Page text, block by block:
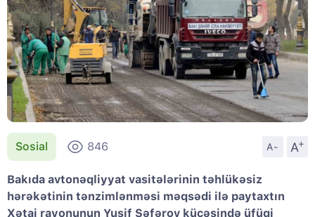
Sosial 846 A- A
+
Bakıda avtonəqliyyat vasitələrinin təhlükəsiz
hərəkətinin tənzimlənməsi məqsədi ilə paytaxtın
Xətai rayonunun Yusif Səfərov küçəsində üfüqi